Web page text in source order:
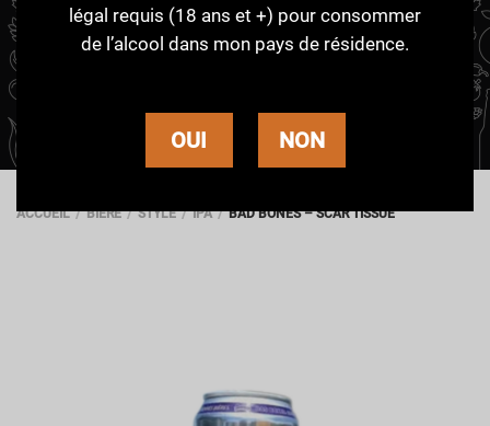
ACCUEIL BIÈRE STYLE IPA BAD BONES – SCAR TISSUE
légal requis (18 ans et +) pour consommer
de l’alcool dans mon pays de résidence.
OUI NON